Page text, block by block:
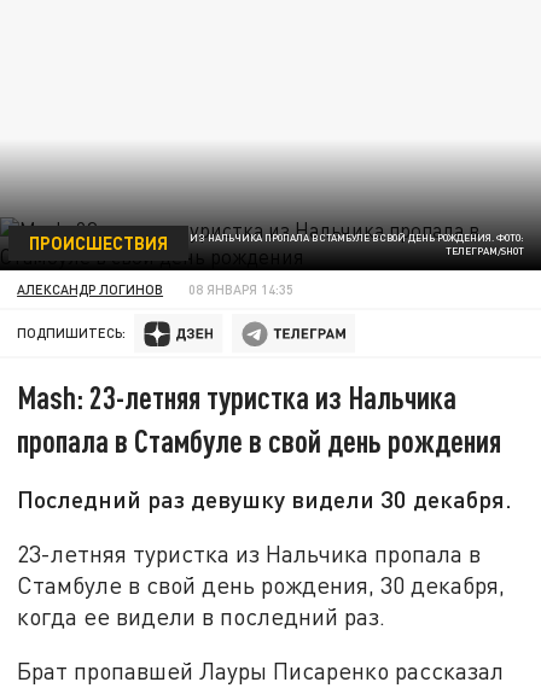
23-ЛЕТНЯЯ ТУРИСТКА ИЗ НАЛЬЧИКА ПРОПАЛА В СТАМБУЛЕ В СВОЙ ДЕНЬ РОЖДЕНИЯ. ФОТО:
ТЕЛЕГРАМ/SHOT
ПРОИСШЕСТВИЯ
АЛЕКСАНДР ЛОГИНОВ 08 ЯНВАРЯ 14:35
ПОДПИШИТЕСЬ:
Mash: 23-летняя туристка из Нальчика
пропала в Стамбуле в свой день рождения
Последний раз девушку видели 30 декабря.
23-летняя туристка из Нальчика пропала в
Стамбуле в свой день рождения, 30 декабря,
когда ее видели в последний раз.
Брат пропавшей Лауры Писаренко рассказал